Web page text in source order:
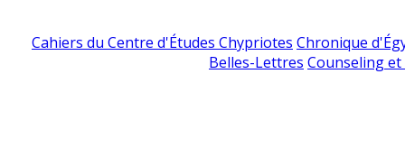
Cahiers du Centre d'Études Chypriotes Chronique
Belles-Lettres Counseling